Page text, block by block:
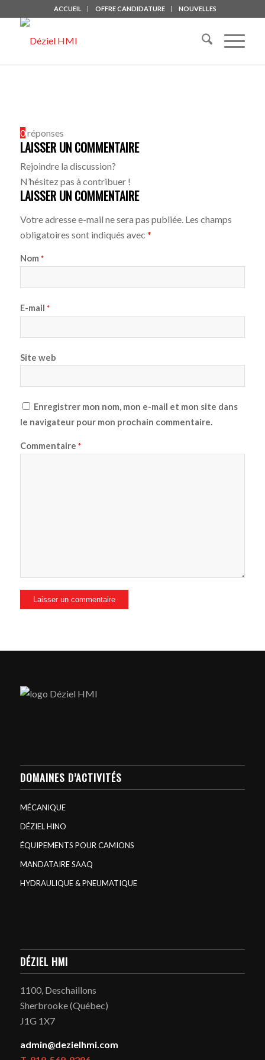
ACCUEIL OFFRE CANDIDATURE NOUVELLES
0réponses
LAISSER UN COMMENTAIRE
Rejoindre la discussion?
N’hésitez pas à contribuer !
LAISSER UN COMMENTAIRE
Votre adresse e-mail ne sera pas publiée. Les champs
obligatoires sont indiqués avec *
Nom *
E-mail *
Site web
Enregistrer mon nom, mon e-mail et mon site dans
le navigateur pour mon prochain commentaire.
Commentaire *
DOMAINES D’ACTIVITÉS
MÉCANIQUE
DÉZIEL HINO
ÉQUIPEMENTS POUR CAMIONS
MANDATAIRE SAAQ
HYDRAULIQUE & PNEUMATIQUE
DÉZIEL HMI
1100, Deschaillons
Sherbrooke (Québec)
J1G 1X7
admin@dezielhmi.com